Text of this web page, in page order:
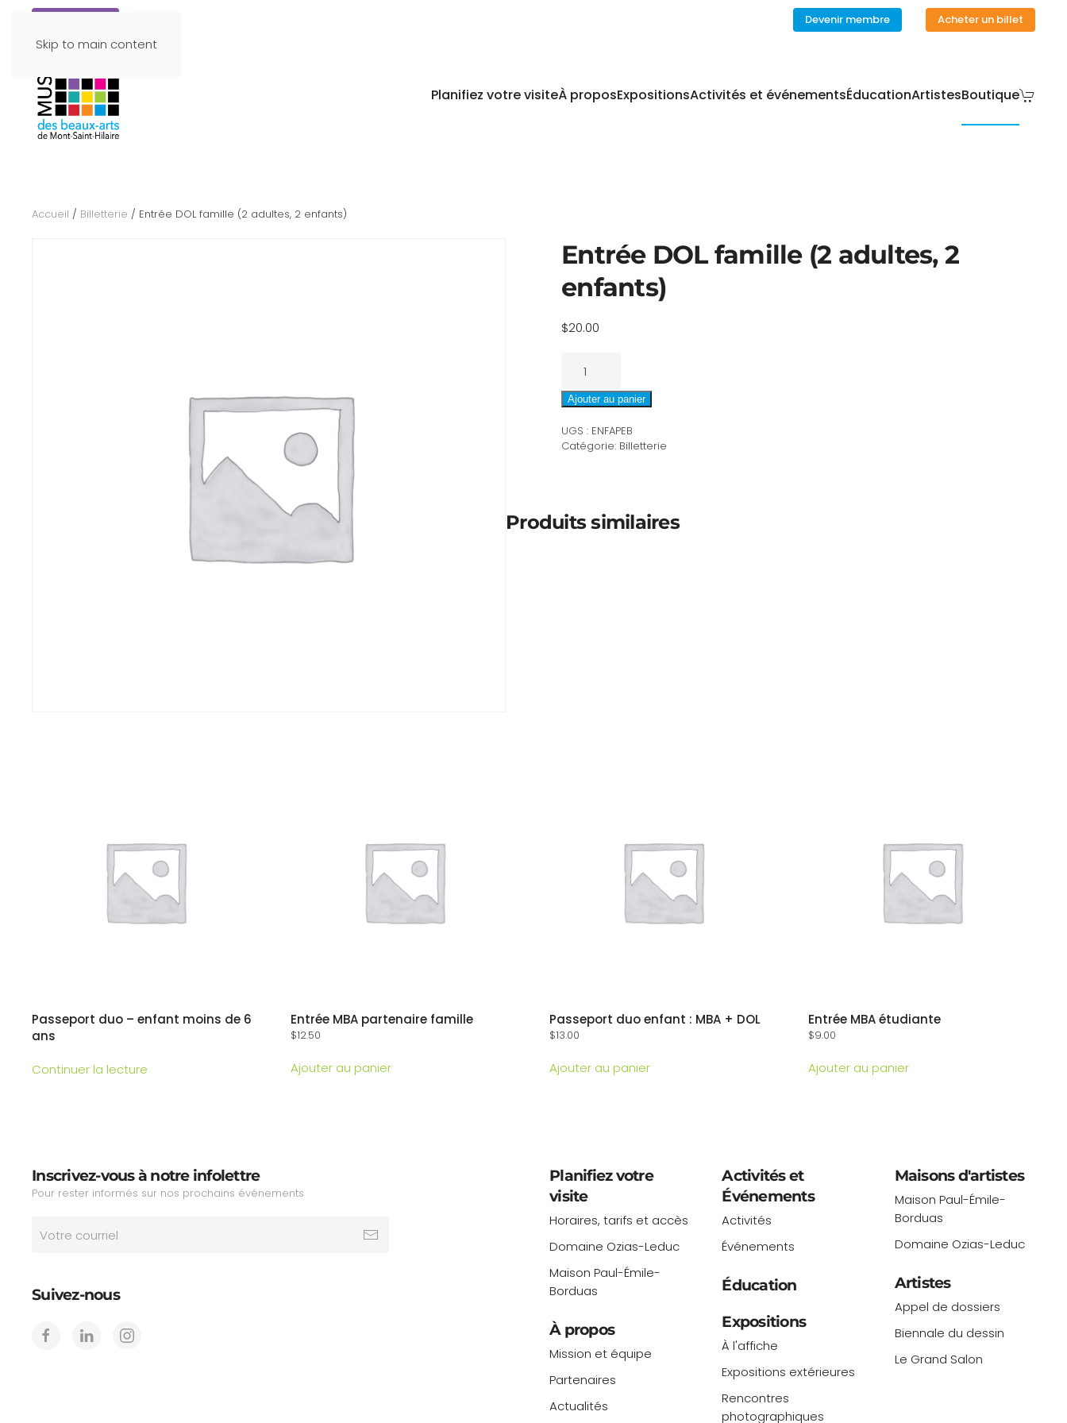
Skip to main content
Devenir membre Acheter un billet
Planifiez votre visiteÀ proposExpositionsActivités et événementsÉducationArtistesBoutique
Accueil / Billetterie / Entrée DOL famille (2 adultes, 2 enfants)
Entrée DOL famille (2 adultes, 2
enfants)
$20.00
Entrée
famille
(2
Ajouter au panier
UGS : ENFAPEB
Catégorie: Billetterie
Produits similaires
Passeport duo – enfant moins de 6
ans
Continuer la lecture
Entrée MBA partenaire famille
$12.50
Ajouter au panier
Passeport duo enfant : MBA + DOL
$13.00
Ajouter au panier
Entrée MBA étudiante
$9.00
Ajouter au panier
Inscrivez-vous à notre infolettre
Pour rester informés sur nos prochains événements
Suivez-nous
Planifiez votre
visite
Horaires, tarifs et accès
Domaine Ozias-Leduc
Maison Paul-Émile-
Borduas
À propos
Mission et équipe
Partenaires
Actualités
Activités et
Événements
Activités
Événements
Éducation
Expositions
À l'affiche
Expositions extérieures
Rencontres
photographiques
Maisons d'artistes
Maison Paul-Émile-
Borduas
Domaine Ozias-Leduc
Artistes
Appel de dossiers
Biennale du dessin
Le Grand Salon